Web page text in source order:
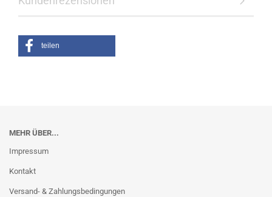
teilen
MEHR ÜBER...
Impressum
Kontakt
Versand- & Zahlungsbedingungen